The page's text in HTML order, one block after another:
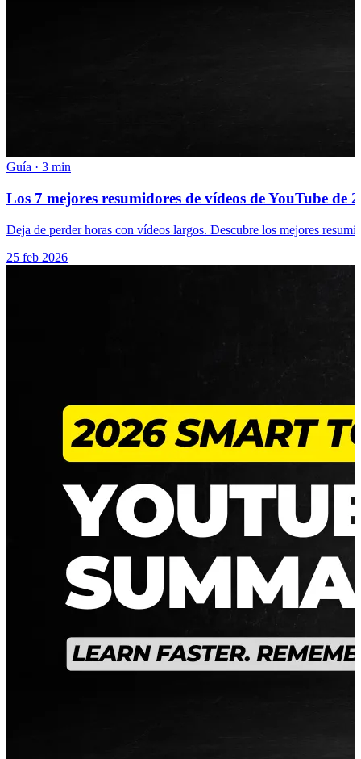
Guía · 3 min
Los 7 mejores resumidores de vídeos de YouTube de
Deja de perder horas con vídeos largos. Descubre los mejores
25 feb 2026